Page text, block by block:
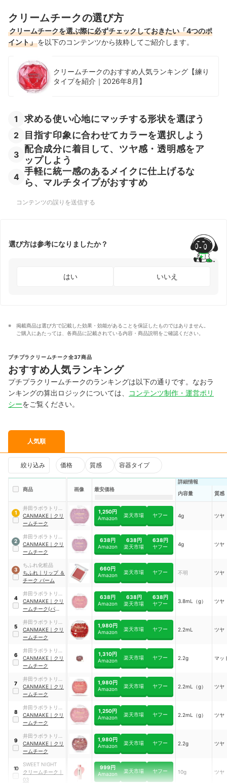
クリームチークの選び方
クリームチークを選ぶ際に必ずチェックしておきたい「4つのポ
イント」を以下のコンテンツから抜粋してご紹介します。
クリームチークのおすすめ人気ランキング【練り
タイプを紹介｜2026年8月】
1 求める使い心地にマッチする形状を選ぼう
2 目指す印象に合わせてカラーを選択しよう
3
配合成分に着目して、ツヤ感・透明感をア
ップしよう
4
手軽に統一感のあるメイクに仕上げるな
ら、マルチタイプがおすすめ
コンテンツの誤りを送信する
選び方は参考になりましたか？
はい いいえ
掲載商品は選び方で記載した効果・効能があることを保証したものではありません。
ご購入にあたっては、各商品に記載されている内容・商品説明をご確認ください。
プチプラクリームチーク全37商品
おすすめ人気ランキング
プチプラクリームチークのランキングは以下の通りです。なおラ
ンキングの算出ロジックについては、
コンテンツ制作・運営ポリ
シーをご覧ください。
人気順
絞り込み 価格 質感 容器タイプ
商品 画像 最安価格
詳細情報
内容量
質感
1
井田ラボラトリー
ズ
CANMAKE ｜ クリ
ームチーク
1,250円
Amazon
楽天市場 ヤフー 4g ツヤ
2
井田ラボラトリー
ズ
CANMAKE ｜ クリ
ームチーク
638円
Amazon
638円
楽天市場
638円
ヤフー
4g ツヤ
3
ちふれ化粧品
ちふれ ｜ リップ ＆
チーク バーム
660円
Amazon
楽天市場 ヤフー 不明 ツヤ
4
井田ラボラトリー
ズ
CANMAKE ｜ クリ
ームチーク(パー
638円
Amazon
638円
楽天市場
638円
ヤフー
3.8mL（g） ツヤ
5
井田ラボラトリー
ズ
CANMAKE ｜ クリ
ームチーク
1,980円
Amazon
楽天市場 ヤフー 2.2mL ツヤ
6
井田ラボラトリー
ズ
CANMAKE ｜ クリ
ームチーク
1,310円
Amazon
楽天市場 ヤフー 2.2g マッ
7
井田ラボラトリー
ズ
CANMAKE ｜ クリ
ームチーク
1,980円
Amazon
楽天市場 ヤフー 2.2mL（g） ツヤ
8
井田ラボラトリー
ズ
CANMAKE ｜ クリ
ームチーク
1,250円
Amazon
楽天市場 ヤフー 2.2mL（g） ツヤ
9
井田ラボラトリー
ズ
CANMAKE ｜ クリ
ームチーク
1,980円
Amazon
楽天市場 ヤフー 2.2g ツヤ
10
SWEET NIGHT
クリームチーク ｜
03
999円
Amazon
楽天市場 ヤフー 10g ツヤ